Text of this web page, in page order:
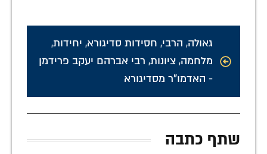
גאולה, הרבי, חסידות סדיגורא, יחידות,
מלחמה, ציונות, רבי אברהם יעקב פרידמן
- האדמו"ר מסדיגורא
שתף כתבה